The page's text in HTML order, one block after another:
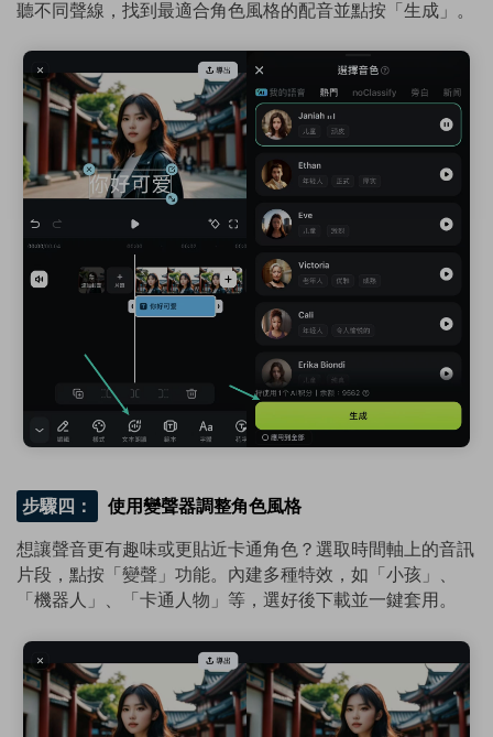
聽不同聲線，找到最適合角色風格的配音並點按「生成」。
步驟四： 使用變聲器調整角色風格
想讓聲音更有趣味或更貼近卡通角色？選取時間軸上的音訊
片段，點按「變聲」功能。內建多種特效，如「小孩」、
「機器人」、「卡通人物」等，選好後下載並一鍵套用。